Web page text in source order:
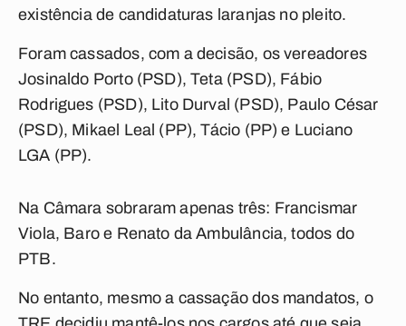
existência de candidaturas laranjas no pleito.
Foram cassados, com a decisão, os vereadores
Josinaldo Porto (PSD), Teta (PSD), Fábio
Rodrigues (PSD), Lito Durval (PSD), Paulo César
(PSD), Mikael Leal (PP), Tácio (PP) e Luciano
LGA (PP).
Na Câmara sobraram apenas três: Francismar
Viola, Baro e Renato da Ambulância, todos do
PTB.
No entanto, mesmo a cassação dos mandatos, o